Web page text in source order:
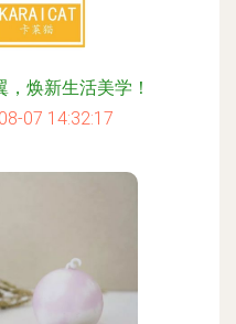
焕新生活美学！
07 14:32:17